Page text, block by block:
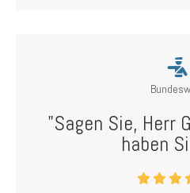
"Sagen Sie, Herr
haben